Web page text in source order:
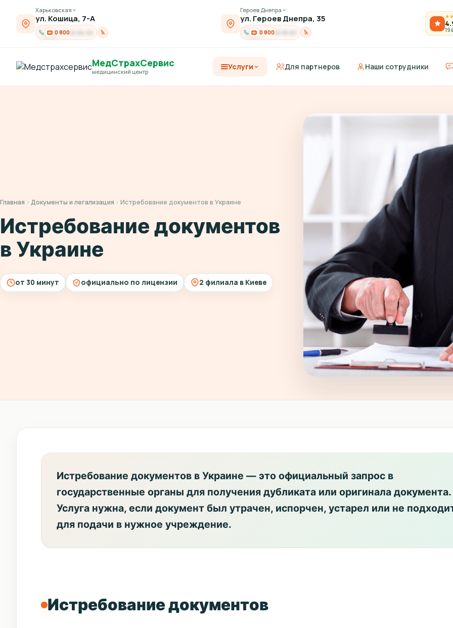
Харьковская
ул. Кошица, 7-А
0 800
Героев Днепра
ул. Героев Днепра, 35
0 80021-91-03
★
МедСтрахСервис
медицинский центр
Услуги Для партнеров Наши сотрудники
Главная Документы и легализация Истребование документов в Украине
Истребование документов
в Украине
от 30 минут официально по лицензии 2 филиала в Киеве
Истребование документов в Украине — это официальный запрос в
государственные органы для получения дубликата или оригинала документа.
Услуга нужна, если документ был утрачен, испорчен, устарел или не
для подачи в нужное учреждение.
Истребование документов